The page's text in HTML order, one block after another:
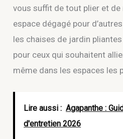
vous suffit de tout plier et
espace dégagé pour
les chaises de jardin
pour ceux qui souhaitent
même dans les espaces les
Lire aussi : Agapanthe :
d'entretien 2026